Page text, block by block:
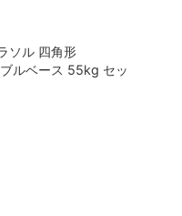
ソル 四角形
ルベース 55kg セッ